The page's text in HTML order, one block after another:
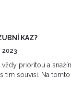
KAZ?
2023
prioritou a
tím souvisí. Na